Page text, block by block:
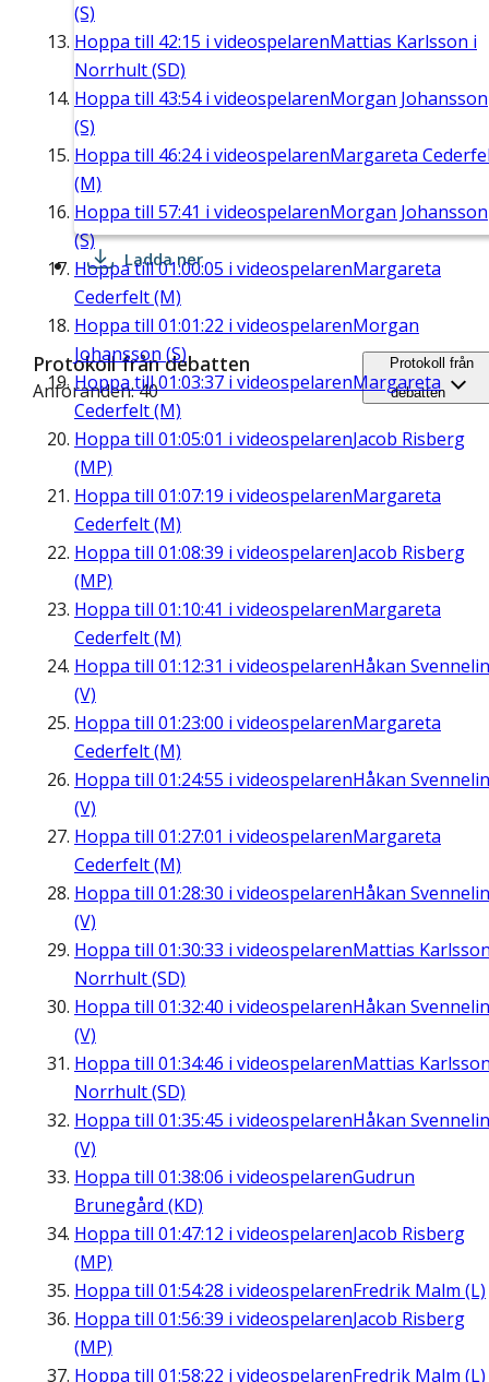
(S)
Hoppa till 42:15 i videospelarenMattias Karlsson i
Norrhult (SD)
Hoppa till 43:54i videospelarenMorgan Johansson
(S)
Hoppa till 46:24i videospelarenMargareta
(M)
Hoppa till 57:41 i videospelarenMorgan Johansson
(S)
Hoppa till01:00:05 i videospelarenMargareta
Cederfelt (M)
Hoppa till 01:01:22 i videospelarenMorgan
Johansson (S)
Hoppa till01:03:37 i videospelarenMargareta
Cederfelt (M)
Hoppa till 01:05:01 i videospelarenJacob Risberg
(MP)
Hoppa till 01:07:19 i videospelarenMargareta
Cederfelt (M)
Hoppa till 01:08:39 i videospelarenJacob Risberg
(MP)
Hoppa till 01:10:41 i videospelarenMargareta
Cederfelt (M)
Hoppa till 01:12:31 i videospelarenHåkan
(V)
Hoppa till 01:23:00 i videospelarenMargareta
Cederfelt (M)
Hoppa till 01:24:55 i videospelarenHåkan
(V)
Hoppa till 01:27:01 i videospelarenMargareta
Cederfelt (M)
Hoppa till 01:28:30 i videospelarenHåkan
(V)
Hoppa till 01:30:33 i videospelarenMattias
Norrhult (SD)
Hoppa till 01:32:40 i videospelarenHåkan
(V)
Hoppa till 01:34:46 i videospelarenMattias
Norrhult (SD)
Hoppa till 01:35:45 i videospelarenHåkan
(V)
Hoppa till 01:38:06 i videospelarenGudrun
Brunegård (KD)
Hoppa till 01:47:12 i videospelarenJacob Risberg
(MP)
Hoppa till 01:54:28 i videospelarenFredrik Malm (L)
Hoppa till 01:56:39 i videospelarenJacob Risberg
(MP)
Hoppa till 01:58:22 i videospelarenFredrik Malm (L)
Ladda ner
Protokoll från debatten
Anföranden: 40
Protokoll från
debatten